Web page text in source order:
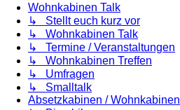
Wohnkabinen Talk
↳ Stellt euch kurz vor
↳ Wohnkabinen Talk
↳ Termine / Veranstaltungen
↳ Wohnkabinen Treffen
↳ Umfragen
↳ Smalltalk
Absetzkabinen / Wohnkabinen